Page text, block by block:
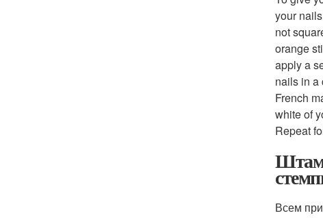
your
not
orange
apply a
nails in a
French
white of
Repeat
Всем